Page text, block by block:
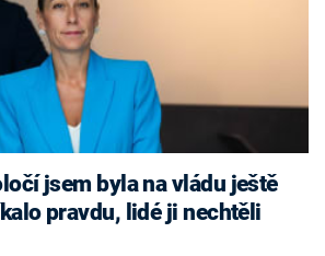
jsem byla na vládu ještě
pravdu, lidé ji nechtěli